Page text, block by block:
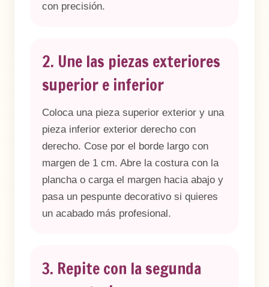
con precisión.
2. Une las piezas exteriores
superior e inferior
Coloca una pieza superior exterior y una
pieza inferior exterior derecho con
derecho. Cose por el borde largo con
margen de 1 cm. Abre la costura con la
plancha o carga el margen hacia abajo y
pasa un pespunte decorativo si quieres
un acabado más profesional.
3. Repite con la segunda